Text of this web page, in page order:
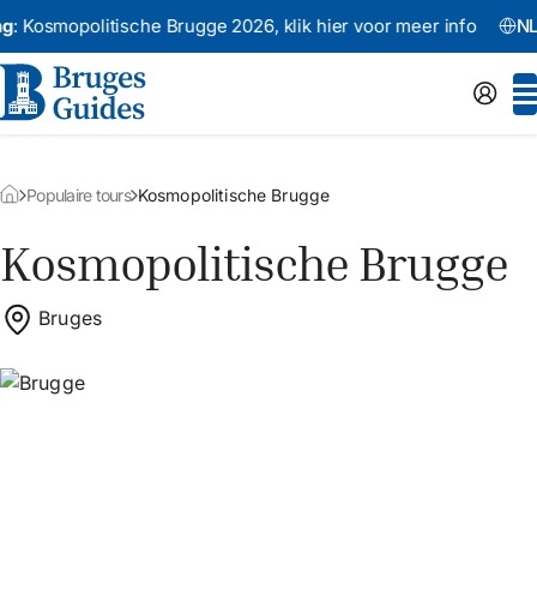
Brugge 2026, klik hier voor meer info NL
Populaire tours Kosmopolitische Brugge
Kosmopolitische Brugge
Bruges